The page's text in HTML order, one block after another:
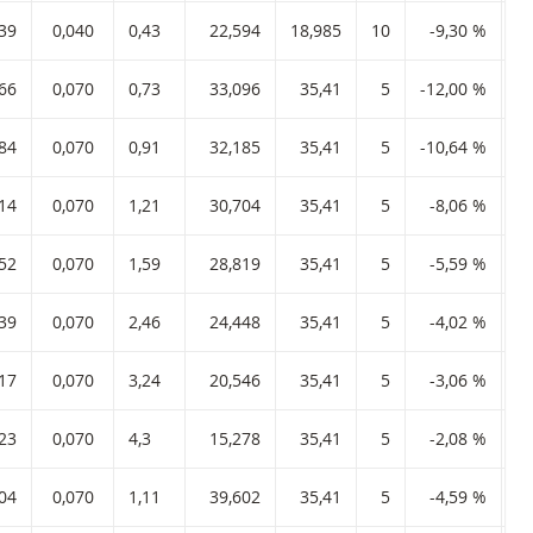
0,040 0,43 22,594 18,985 10 -9,30 %
0,070 0,73 33,096 35,41 5 -12,00 %
0,070 0,91 32,185 35,41 5 -10,64 %
0,070 1,21 30,704 35,41 5 -8,06 %
0,070 1,59 28,819 35,41 5 -5,59 %
0,070 2,46 24,448 35,41 5 -4,02 %
0,070 3,24 20,546 35,41 5 -3,06 %
0,070 4,3 15,278 35,41 5 -2,08 %
0,070 1,11 39,602 35,41 5 -4,59 %